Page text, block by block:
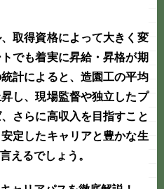
取得資格によって大きく変
でも着実に昇給・昇格が期
計によると、造園工の平均
し、現場監督や独立したプ
さらに高収入を目指すこと
定したキャリアと豊かな生
えるでしょう。